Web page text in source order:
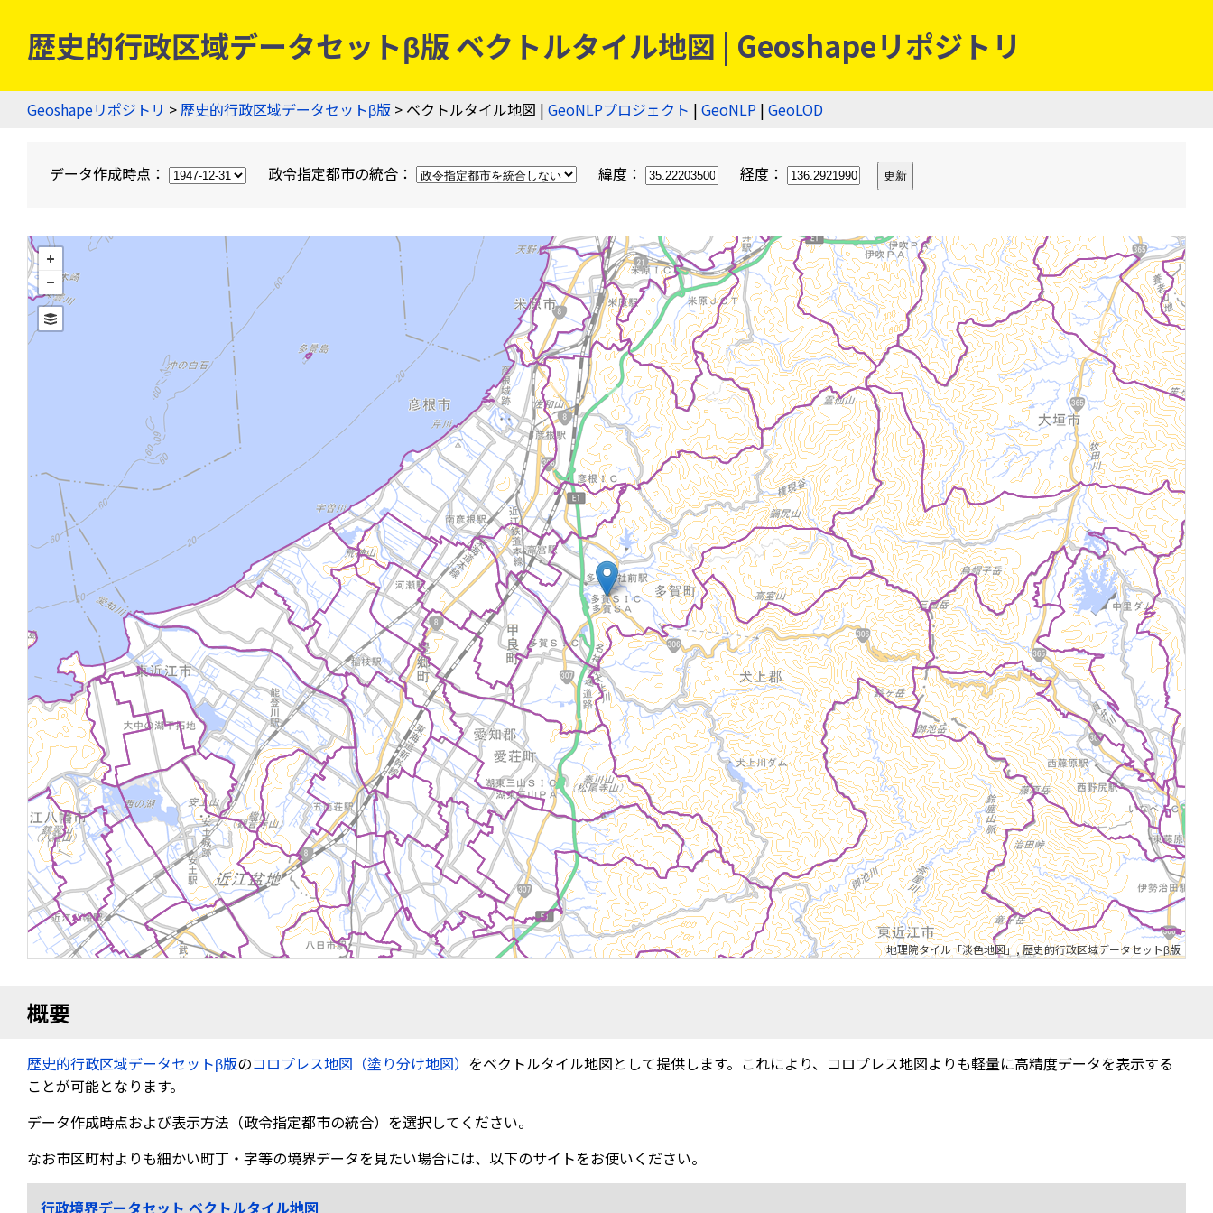
歴史的行政区域データセットβ版 ベクトルタイル地図 | Geoshapeリポジトリ
Geoshapeリポジトリ >歴史的行政区域データセットβ版 > ベクトルタイル地図 | GeoNLPプロジェクト | GeoNLP | GeoLOD
データ作成時点： 政令指定都市の統合： 緯度： 経度：
地理院タイル「淡色地図」,歴史的行政区域データセットβ版
概要
歴史的行政区域データセットβ版のコロプレス地図（塗り分け地図） をベクトルタイル地図として提供します。これにより、コロプレス地図よりも軽量に高精度データを表示する
ことが可能となります。
データ作成時点および表示方法（政令指定都市の統合）を選択してください。
なお市区町村よりも細かい町丁・字等の境界データを見たい場合には、以下のサイトをお使いください。
行政境界データセット ベクトルタイル地図